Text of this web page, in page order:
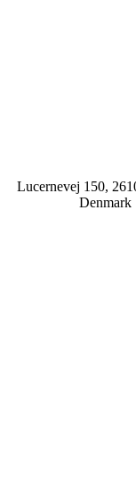
Lucernevej 150,
Denmark